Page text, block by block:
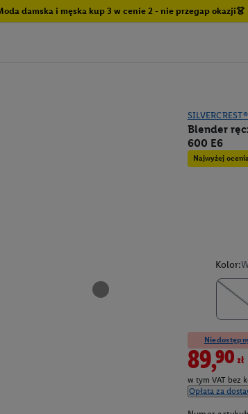
damska i męska kup 3 w cenie 2 - nie przegap okazji👗
SILVERCREST®
Blender
600 E6
Najwyżej
Kolor:
89,90zł
w tym VAT bez
Opłata za